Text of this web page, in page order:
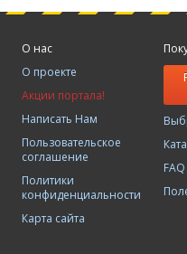
О нас
О проекте
Акции портала!
Написать Нам
Пользовательское
соглашение
Политики
конфиденциальности
Карта сайта
FAQ